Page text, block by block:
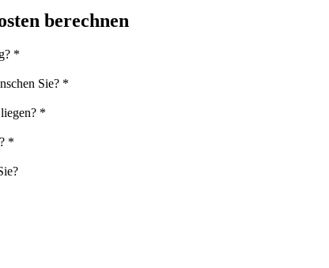
berechnen
*
Sie? *
*
*